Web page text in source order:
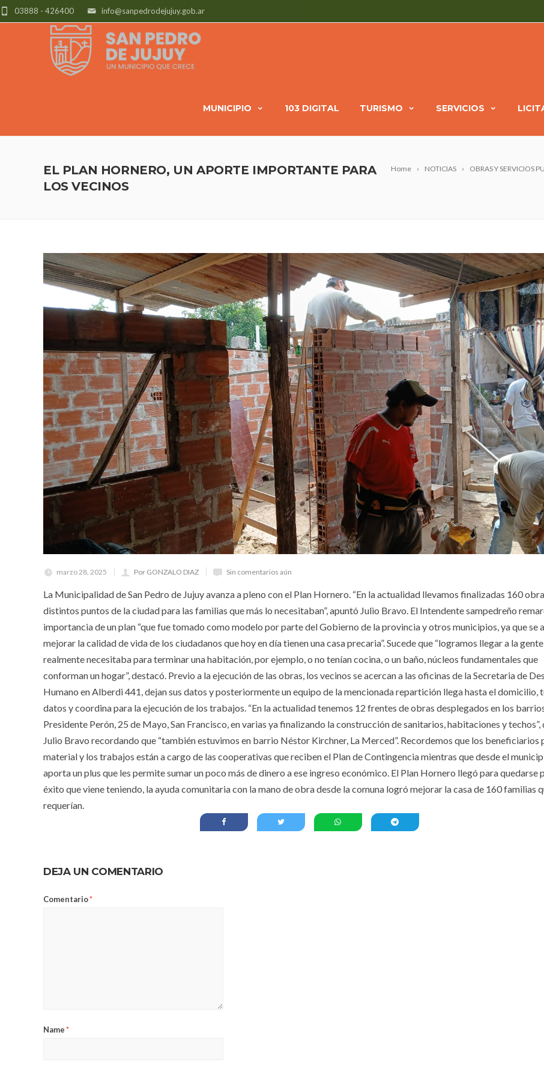
info@sanpedrodejujuy.gob.ar
03888 - 426400
MUNICIPIO 103 DIGITAL TURISMO SERVICIOS
Home NOTICIAS OBRAS Y SERVICIOS
EL PLAN HORNERO, UN APORTE IMPORTANTE PARA
LOS VECINOS
marzo 28, 2025 Por GONZALO DIAZ Sin comentarios aún
La Municipalidad de San Pedro de Jujuy avanza a pleno con el Plan Hornero. “En la actualidad llevamos finalizadas 160
distintos puntos de la ciudad para las familias que más lo necesitaban”, apuntó Julio Bravo. El Intendente sampedreño
importancia de un plan “que fue tomado como modelo por parte del Gobierno de la provincia y otros municipios, ya que se
mejorar la calidad de vida de los ciudadanos que hoy en día tienen una casa precaria”. Sucede que “logramos llegar a la
realmente necesitaba para terminar una habitación, por ejemplo, o no tenían cocina, o un baño, núcleos fundamentales que
conforman un hogar”, destacó. Previo a la ejecución de las obras, los vecinos se acercan a las oficinas de la Secretaria de
Humano en Alberdi 441, dejan sus datos y posteriormente un equipo de la mencionada repartición llega hasta el domicilio,
datos y coordina para la ejecución de los trabajos. “En la actualidad tenemos 12 frentes de obras desplegados en los
Presidente Perón, 25 de Mayo, San Francisco, en varias ya finalizando la construcción de sanitarios, habitaciones y techos”,
Julio Bravo recordando que “también estuvimos en barrio Néstor Kirchner, La Merced”. Recordemos que los beneficiarios
material y los trabajos están a cargo de las cooperativas que reciben el Plan de Contingencia mientras que desde el
aporta un plus que les permite sumar un poco más de dinero a ese ingreso económico. El Plan Hornero llegó para quedarse
éxito que viene teniendo, la ayuda comunitaria con la mano de obra desde la comuna logró mejorar la casa de 160 familias
requerían.
DEJA UN COMENTARIO
Comentario*
Name*